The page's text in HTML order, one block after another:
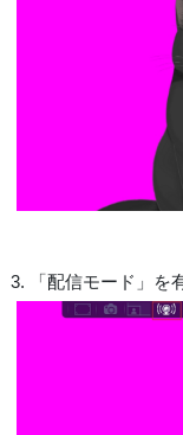
3. 「配信モード」を